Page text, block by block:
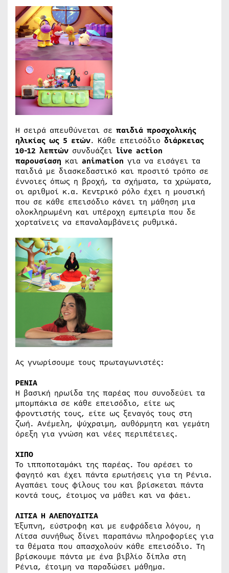
Η σειρά απευθύνεται σε παιδιά προσχολικής
ηλικίας ως 5 ετών. Κάθε επεισόδιο διάρκειας
10-12 λεπτών συνδυάζει live action
παρουσίαση και animation για να εισάγει τα
παιδιά με διασκεδαστικό και προσιτό τρόπο σε
έννοιες όπως η βροχή, τα σχήματα, τα χρώματα,
οι αριθμοί κ.α. Κεντρικό ρόλο έχει η μουσική
που σε κάθε επεισόδιο κάνει τη μάθηση μια
ολοκληρωμένη και υπέροχη εμπειρία που δε
χορταίνεις να επαναλαμβάνεις ρυθμικά.
Ας γνωρίσουμε τους πρωταγωνιστές:
ΡΕΝΙΑ
Η βασική ηρωίδα της παρέας που συνοδεύει τα
μπομπάκια σε κάθε επεισόδιο, είτε ως
φροντιστής τους, είτε ως ξεναγός τους στη
ζωή. Ανέμελη, ψύχραιμη, αυθόρμητη και γεμάτη
όρεξη για γνώση και νέες περιπέτειες.
ΧΙΠΟ
Το ιπποποταμάκι της παρέας. Του αρέσει το
φαγητό και έχει πάντα ερωτήσεις για τη Ρένια.
Αγαπάει τους φίλους του και βρίσκεται πάντα
κοντά τους, έτοιμος να μάθει και να φάει.
ΛΙΤΣΑ Η ΑΛΕΠΟΥΔΙΤΣΑ
Έξυπνη, εύστροφη και με ευφράδεια λόγου, η
Λίτσα συνήθως δίνει παραπάνω πληροφορίες για
τα θέματα που απασχολούν κάθε επεισόδιο. Τη
βρίσκουμε πάντα με ένα βιβλίο δίπλα στη
Ρένια, έτοιμη να παραδώσει μάθημα.